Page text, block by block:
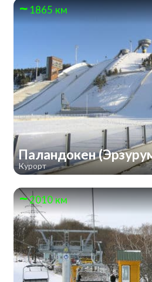
1865 км
Паландокен
Курорт
2010 км